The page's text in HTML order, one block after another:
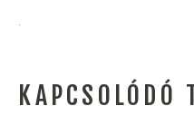
.
KAPCSOLÓDÓ